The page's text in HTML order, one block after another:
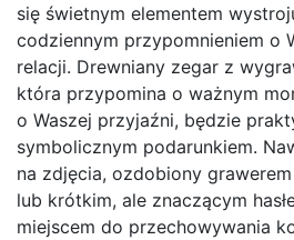
się świetnym elementem
codziennym przypomnieniem o
relacji. Drewniany zegar z
która przypomina o ważnym
o Waszej przyjaźni, będzie
symbolicznym podarunkiem.
na zdjęcia, ozdobiony
lub krótkim, ale znaczącym
miejscem do przechowywania